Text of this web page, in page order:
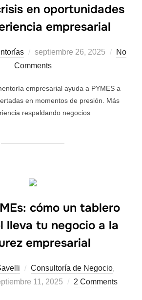
en oportunidades
empresarial
septiembre 26, 2025
No
Comments
empresarial ayuda a PYMES a
en momentos de presión. Más
respaldando negocios
cómo un tablero
lleva tu negocio a la
empresarial
Consultoría de Negocio,
11, 2025 2 Comments